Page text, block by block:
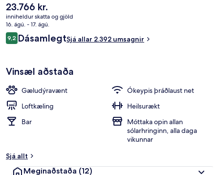
Það er ekki langt að fara til að komast í almenningssamgöngur:
Queen St East at Victoria St stoppistöðin er í 3 mínútna
göngufjarlægð og Queen lestarstöðin í 3 mínútna.
Núverandi
verð
er
23.766 kr.
23.766 kr.
inniheldur skatta og gjöld
16. ágú. - 17. ágú.
Umsagnir
9,29,2 af 10
DásamlegtSjá allar 2.392 umsagnir
Vinsæl aðstaða
Gæludýravænt
Ókeypis þráðlaust net
Loftkæling
Heilsurækt
Bar
Móttaka opin allan
sólarhringinn, alla daga
vikunnar
Sjá allt
Meginaðstaða (12)